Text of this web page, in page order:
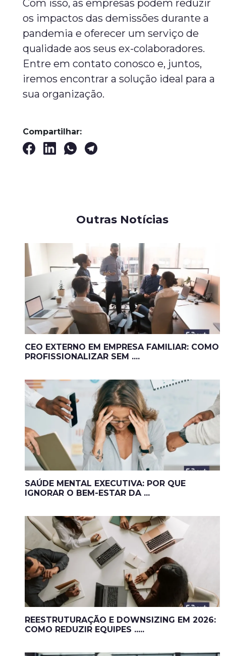
Com isso, as empresas podem reduzir
os impactos das demissões durante a
pandemia e oferecer um serviço de
qualidade aos seus ex-colaboradores.
Entre em contato conosco e, juntos,
iremos encontrar a solução ideal para a
sua organização.
Compartilhar:
Outras Notícias
CEO EXTERNO EM EMPRESA FAMILIAR: COMO
PROFISSIONALIZAR SEM ....
SAÚDE MENTAL EXECUTIVA: POR QUE
IGNORAR O BEM-ESTAR DA ...
REESTRUTURAÇÃO E DOWNSIZING EM 2026:
COMO REDUZIR EQUIPES .....